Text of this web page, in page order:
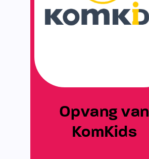
Opvang van
KomKids